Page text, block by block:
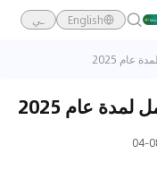
English ـي
2025
عام 2025